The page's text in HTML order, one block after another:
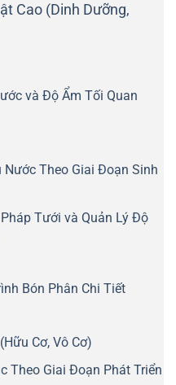
Cao (Dinh Dưỡng,
và Độ Ẩm Tối Quan
Nước Theo Giai Đoạn Sinh
Tưới và Quản Lý Độ
Bón Phân Chi Tiết
Cơ, Vô Cơ)
Theo Giai Đoạn Phát Triển